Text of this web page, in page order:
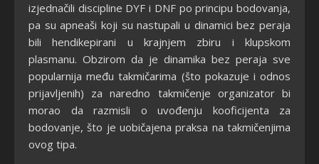
izjednačili discipline DYF i DNF po principu bodovanja,
pa su apneaši koji su nastupali u dinamici bez peraja
bili hendikepirani u krajnjem zbiru i klupskom
plasmanu. Obzirom da je dinamika bez peraja sve
popularnija među takmičarima (što pokazuje i odnos
prijavljenih) za naredno takmičenje organizator bi
morao da razmisli o uvođenju kooficijenta za
bodovanje, što je uobičajena praksa na takmičenjima
ovog tipa.